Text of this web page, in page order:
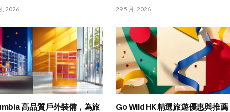
, 2026 29 5 月, 2026
高品質戶外裝備，為旅
Go Wild HK 精選旅遊優惠與推薦